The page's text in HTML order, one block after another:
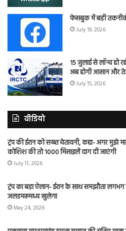
फेसबुक में बड़ी
July 19, 2026
15 जुलाई से लॉन्च हो
अब होगी आसान और
July 15, 2026
वीडियो
ट्रंप की ईरान को सख्त चेतावनी, कहा- अगर मुझे
कोशिश की तो 1000 मिसाइलें दाग दी जाएंगी
July 11, 2026
ट्रंप का बड़ा ऐलान- ईरान के साथ समझौता लगभग
जलडमरूमध्य खुलेगा
May 24, 2026